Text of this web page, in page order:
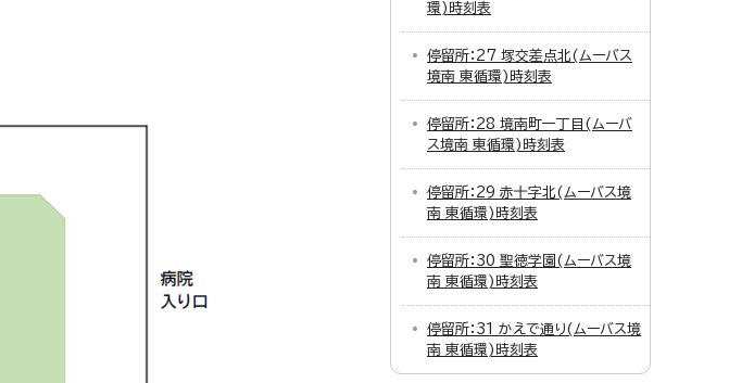
環)時刻表
停留所：27 塚交差点北(ムーバス
境南 東循環)時刻表
停留所：28 境南町一丁目(ムーバ
ス境南 東循環)時刻表
停留所：29 赤十字北(ムーバス境
南 東循環)時刻表
停留所：30 聖徳学園(ムーバス境
南 東循環)時刻表
停留所：31 かえで通り(ムーバス境
南 東循環)時刻表